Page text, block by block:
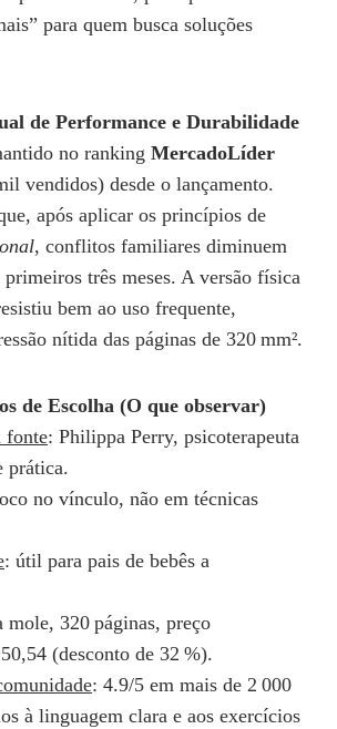
para quem busca soluções
de Performance e Durabilidade
no ranking MercadoLíder
vendidos) desde o lançamento.
após aplicar os princípios de
, conflitos familiares diminuem
primeiros três meses. A versão física
bem ao uso frequente,
nítida das páginas de 320 mm².
de Escolha (O que observar)
fonte: Philippa Perry, psicoterapeuta
prática.
no vínculo, não em técnicas
: útil para pais de bebês a
mole, 320 páginas, preço
(desconto de 32 %).
: 4.9/5 em mais de 2 000
à linguagem clara e aos exercícios